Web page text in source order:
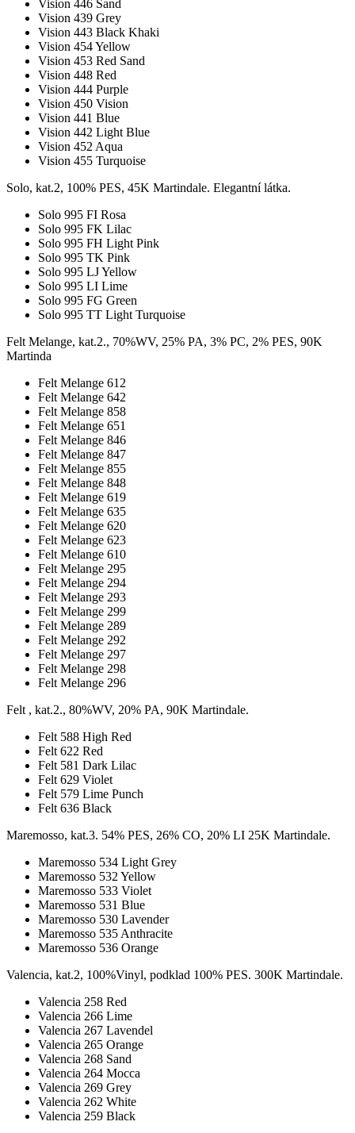
Vision 446 Sand
Vision 439 Grey
Vision 443 Black Khaki
Vision 454 Yellow
Vision 453 Red Sand
Vision 448 Red
Vision 444 Purple
Vision 450 Vision
Vision 441 Blue
Vision 442 Light Blue
Vision 452 Aqua
Vision 455 Turquoise
Solo, kat.2, 100% PES, 45K Martindale. Elegantní látka.
Solo 995 FI Rosa
Solo 995 FK Lilac
Solo 995 FH Light Pink
Solo 995 TK Pink
Solo 995 LJ Yellow
Solo 995 LI Lime
Solo 995 FG Green
Solo 995 TT Light Turquoise
Felt Melange, kat.2., 70%WV, 25% PA, 3% PC, 2% PES, 90K
Martinda
Felt Melange 612
Felt Melange 642
Felt Melange 858
Felt Melange 651
Felt Melange 846
Felt Melange 847
Felt Melange 855
Felt Melange 848
Felt Melange 619
Felt Melange 635
Felt Melange 620
Felt Melange 623
Felt Melange 610
Felt Melange 295
Felt Melange 294
Felt Melange 293
Felt Melange 299
Felt Melange 289
Felt Melange 292
Felt Melange 297
Felt Melange 298
Felt Melange 296
Felt , kat.2., 80%WV, 20% PA, 90K Martindale.
Felt 588 High Red
Felt 622 Red
Felt 581 Dark Lilac
Felt 629 Violet
Felt 579 Lime Punch
Felt 636 Black
Maremosso, kat.3. 54% PES, 26% CO, 20% LI 25K Martindale.
Maremosso 534 Light Grey
Maremosso 532 Yellow
Maremosso 533 Violet
Maremosso 531 Blue
Maremosso 530 Lavender
Maremosso 535 Anthracite
Maremosso 536 Orange
Valencia, kat.2, 100%Vinyl, podklad 100% PES. 300K Martindale.
Valencia 258 Red
Valencia 266 Lime
Valencia 267 Lavendel
Valencia 265 Orange
Valencia 268 Sand
Valencia 264 Mocca
Valencia 269 Grey
Valencia 262 White
Valencia 259 Black